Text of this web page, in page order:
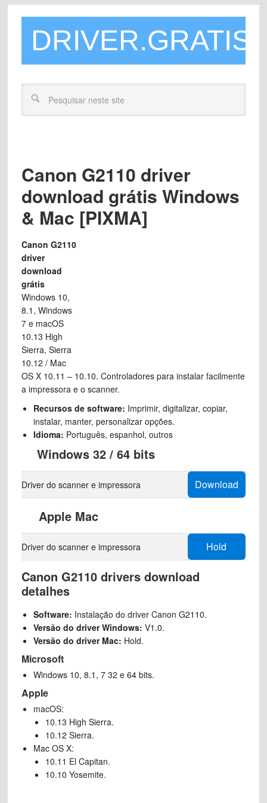
DRIVER.GRATIS
Canon G2110 driver
download grátis Windows
& Mac [PIXMA]
Canon G2110
driver
download
grátis
Windows 10,
8.1, Windows
7 e macOS
10.13 High
Sierra, Sierra
10.12 / Mac
OS X 10.11 – 10.10. Controladores para instalar facilmente
a impressora e o scanner.
Recursos de software: Imprimir, digitalizar, copiar,
instalar, manter, personalizar opções.
Idioma: Português, espanhol, outros
Windows 32 / 64 bits
Driver do scanner e impressora Download
Apple Mac
Driver do scanner e impressora Hold
Canon G2110 drivers download
detalhes
Software: Instalação do driver Canon G2110.
Versão do driver Windows: V1.0.
Versão do driver Mac: Hold.
Microsoft
Windows 10, 8.1, 7 32 e 64 bits.
Apple
macOS:
10.13 High Sierra.
10.12 Sierra.
Mac OS X:
10.11 El Capitan.
10.10 Yosemite.